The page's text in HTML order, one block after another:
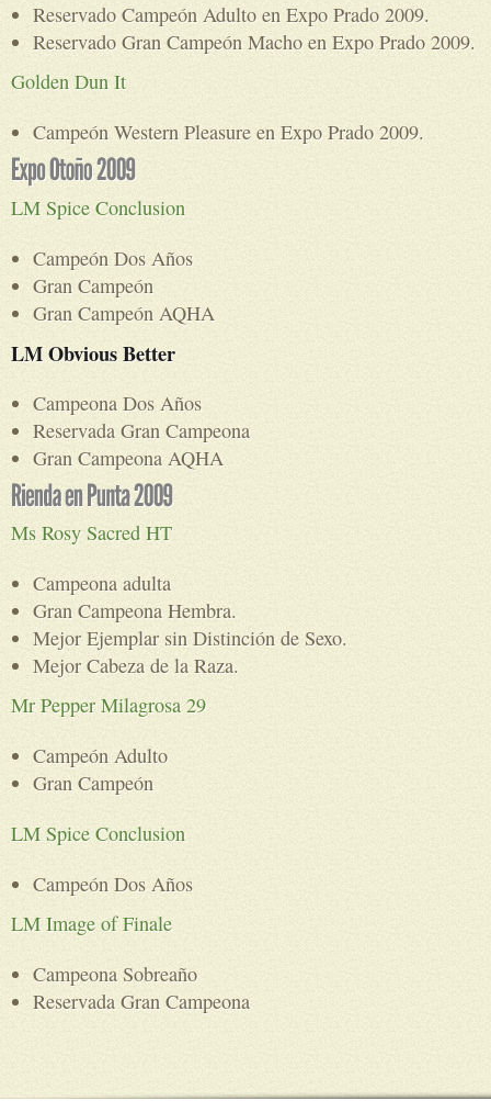
Reservado Campeón Adulto en Expo Prado 2009.
Reservado Gran Campeón Macho en Expo Prado 2009.
Golden Dun It
Campeón Western Pleasure en Expo Prado 2009.
LM Spice Conclusion
Campeón Dos Años
Gran Campeón
Gran Campeón AQHA
LM Obvious Better
Campeona Dos Años
Reservada Gran Campeona
Gran Campeona AQHA
Ms Rosy Sacred HT
Campeona adulta
Gran Campeona Hembra.
Mejor Ejemplar sin Distinción de Sexo.
Mejor Cabeza de la Raza.
Mr Pepper Milagrosa 29
Campeón Adulto
Gran Campeón
LM Spice Conclusion
Campeón Dos Años
LM Image of Finale
Campeona Sobreaño
Reservada Gran Campeona